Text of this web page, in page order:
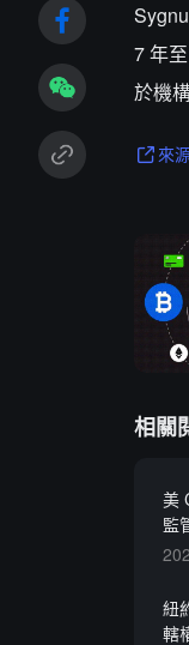
7 年
於機
來
相關
美
監
紐
轄